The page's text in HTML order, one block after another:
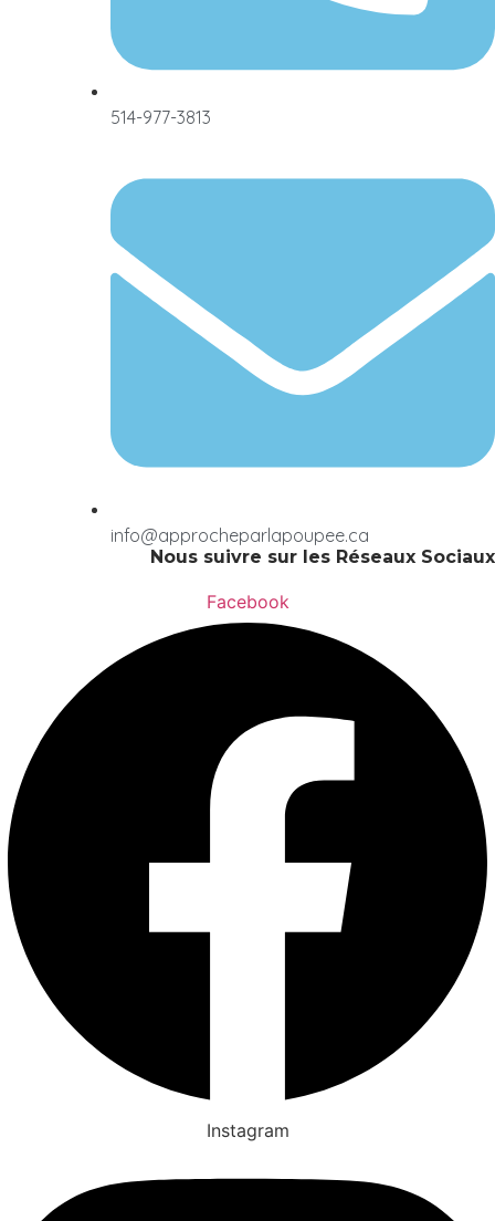
514-977-3813
info@approcheparlapoupee.ca
Nous suivre sur les Réseaux Sociaux
Facebook
Instagram